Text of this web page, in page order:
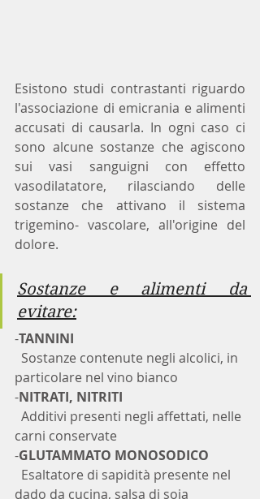
Esistono studi contrastanti riguardo
l'associazione di emicrania e alimenti
accusati di causarla. In ogni caso ci
sono alcune sostanze che agiscono
sui vasi sanguigni con effetto
vasodilatatore, rilasciando delle
sostanze che attivano il sistema
trigemino- vascolare, all'origine del
dolore.
Sostanze e alimenti da
evitare:
-TANNINI
particolare nel vino bianco
-NITRATI, NITRITI
carni conservate
-GLUTAMMATO MONOSODICO
dado da cucina, salsa di soia